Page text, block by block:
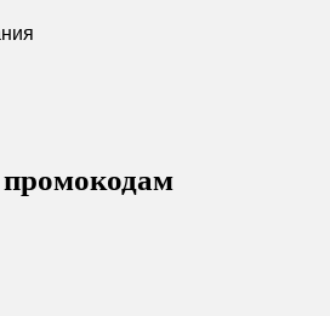
промокодам